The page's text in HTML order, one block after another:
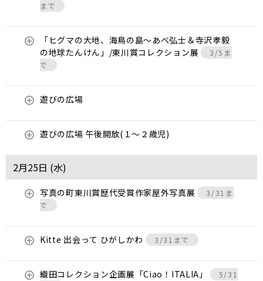
まで
「ヒグマの大地、海鳥の島～あべ弘士＆寺沢孝毅
の地球たんけん」/東川賞コレクション展
3/5ま
で
遊びの広場
遊びの広場 午後開放(１～２歳児)
2月25日 (水)
写真の町東川賞歴代受賞作家屋外写真展
3/31ま
で
Kitte 出会って ひがしかわ 3/31まで
織田コレクション企画展「Ciao！ITALIA」
5/31